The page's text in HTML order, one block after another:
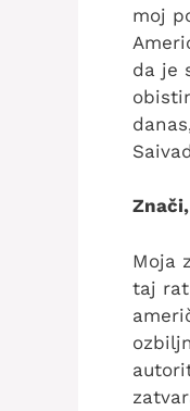
moj
da je
Moja
taj rat